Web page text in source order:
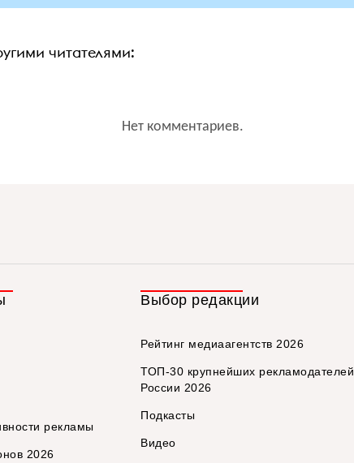
читателями:
Нет комментариев.
рекламы
2026
Выбор редакции
Рейтинг медиаагентств 2026
ТОП-30 крупнейших рекламодателей
России 2026
Подкасты
Видео